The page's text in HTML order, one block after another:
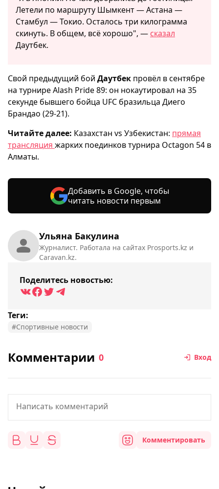
Ульяна Бакулина
Журналист. Работала на сайтах Prosports.kz и
Caravan.kz.
Поделитесь новостью:
Теги:
#Спортивные новости
Летели по маршруту Шымкент — Астана —
Стамбул — Токио. Осталось три килограмма
скинуть. В общем, всё хорошо", — сказал
Даутбек.
Свой предыдущий бой Даутбек провёл в сентябре
на турнире Alash Pride 89: он нокаутировал на 35
секунде бывшего бойца UFC бразильца Диего
Брандао (29-21).
Читайте далее: Казахстан vs Узбекистан: прямая
трансляция жарких поединков турнира Octagon 54 в
Алматы.
Добавить в Google, чтобы
читать новости первым
Комментарии 0 Вход
Комментировать